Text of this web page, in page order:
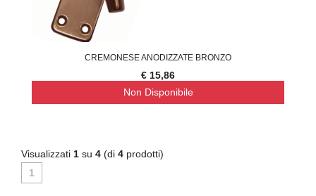
CREMONESE ANODIZZATE BRONZO
€ 15,86
Non Disponibile
Visualizzati 1 su 4 (di 4 prodotti)
1